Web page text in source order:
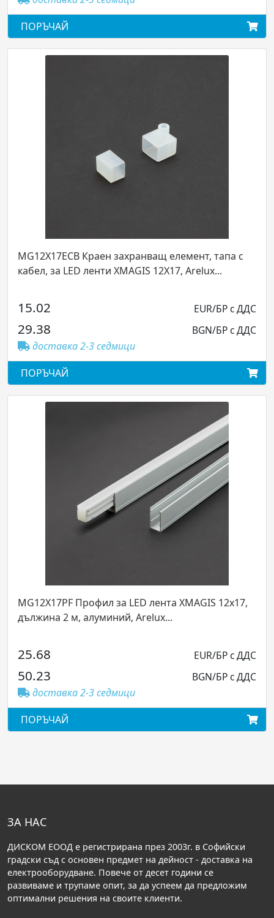
с
с ДДС
с ДДС
с ДДС
с ДДС
ПОРЪЧАЙ
LP25CWF SBK Краен елемент за закрепване
тръбна LED лента от 25 mm XLOOP на
EUR/БР
BGN/БР
доставка 2-3 седмици
ПОРЪЧАЙ
LP25CR SBK Елемент за закрепване на
LED лента 25мм XLOOP на таван 350-630мм
EUR/БР
BGN/БР
доставка 2-3 седмици
ПОРЪЧАЙ
ЗА НАС
ДИСКОМ ЕООД е регистрирана през 2003г. в Софийски
градски съд с основен предмет на дейност - доставка на
електрооборудване. Повече от десет години се
развиваме и трупаме опит, за да успеем да предложим
оптимални решения на своите клиенти.